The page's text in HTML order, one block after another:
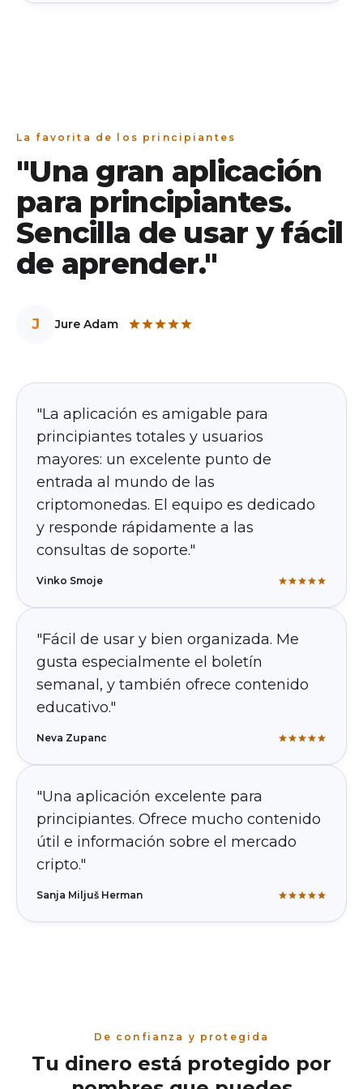
La favorita de los principiantes
"Una gran aplicación
para principiantes.
Sencilla de usar y fácil
de aprender."
J Jure Adam
"La aplicación es amigable para
principiantes totales y usuarios
mayores: un excelente punto de
entrada al mundo de las
criptomonedas. El equipo es dedicado
y responde rápidamente a las
consultas de soporte."
Vinko Smoje
"Fácil de usar y bien organizada. Me
gusta especialmente el boletín
semanal, y también ofrece contenido
educativo."
Neva Zupanc
"Una aplicación excelente para
principiantes. Ofrece mucho contenido
útil e información sobre el mercado
cripto."
Sanja Miljuš Herman
De confianza y protegida
Tu dinero está protegido por